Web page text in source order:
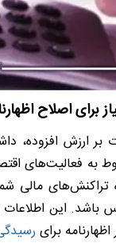
برای اصلاح
بر ارزش
به فعالیت‌های
مالی شما
باشد. این
برای